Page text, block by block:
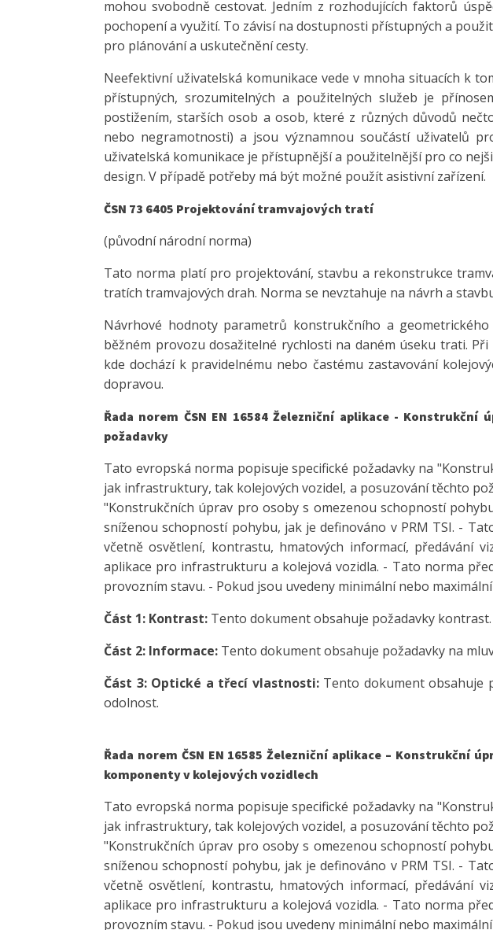
mohou svobodně cestovat. Jedním z rozhodujících faktorů
pochopení a využití. To závisí na dostupnosti přístupných a
pro plánování a uskutečnění cesty.
Neefektivní uživatelská komunikace vede v mnoha situacích k
přístupných, srozumitelných a použitelných služeb je
postižením, starších osob a osob, které z různých důvodů
nebo negramotnosti) a jsou významnou součástí uživatelů
uživatelská komunikace je přístupnější a použitelnější pro co
design. V případě potřeby má být možné použít asistivní zařízení.
ČSN 73 6405 Projektování tramvajových tratí
(původní národní norma)
Tato norma platí pro projektování, stavbu a rekonstrukce
tratích tramvajových drah. Norma se nevztahuje na návrh a
Návrhové hodnoty parametrů konstrukčního a
běžném provozu dosažitelné rychlosti na daném úseku trati.
kde dochází k pravidelnému nebo častému zastavování
dopravou.
Řada norem ČSN EN 16584 Železniční aplikace -
požadavky
Tato evropská norma popisuje specifické požadavky na
jak infrastruktury, tak kolejových vozidel, a posuzování těchto
"Konstrukčních úprav pro osoby s omezenou schopností
sníženou schopností pohybu, jak je definováno v PRM TSI. -
včetně osvětlení, kontrastu, hmatových informací, předávání
aplikace pro infrastrukturu a kolejová vozidla. - Tato norma
provozním stavu. - Pokud jsou uvedeny minimální nebo
Část 1: Kontrast: Tento dokument obsahuje požadavky kontrast.
Část 2: Informace: Tento dokument obsahuje požadavky na
Část 3: Optické a třecí vlastnosti: Tento dokument obsahuje
odolnost.
Řada norem ČSN EN 16585 Železniční aplikace – Konstrukční
komponenty v kolejových vozidlech
Tato evropská norma popisuje specifické požadavky na
jak infrastruktury, tak kolejových vozidel, a posuzování těchto
"Konstrukčních úprav pro osoby s omezenou schopností
sníženou schopností pohybu, jak je definováno v PRM TSI. -
včetně osvětlení, kontrastu, hmatových informací, předávání
aplikace pro infrastrukturu a kolejová vozidla. - Tato norma
provozním stavu. - Pokud jsou uvedeny minimální nebo